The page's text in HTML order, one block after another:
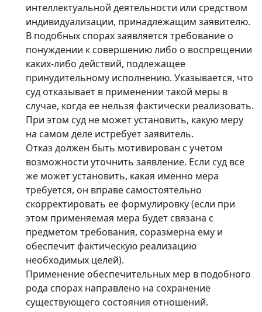
интеллектуальной деятельности или средством
индивидуализации, принадлежащим заявителю.
В подобных спорах заявляется требование о
понуждении к совершению либо о воспрещении
каких-либо действий, подлежащее
принудительному исполнению. Указывается, что
суд отказывает в применении такой меры в
случае, когда ее нельзя фактически реализовать.
При этом суд не может установить, какую меру
на самом деле истребует заявитель.
Отказ должен быть мотивирован с учетом
возможности уточнить заявление. Если суд все
же может установить, какая именно мера
требуется, он вправе самостоятельно
скорректировать ее формулировку (если при
этом применяемая мера будет связана с
предметом требования, соразмерна ему и
обеспечит фактическую реализацию
необходимых целей).
Применение обеспечительных мер в подобного
рода спорах направлено на сохранение
существующего состояния отношений.